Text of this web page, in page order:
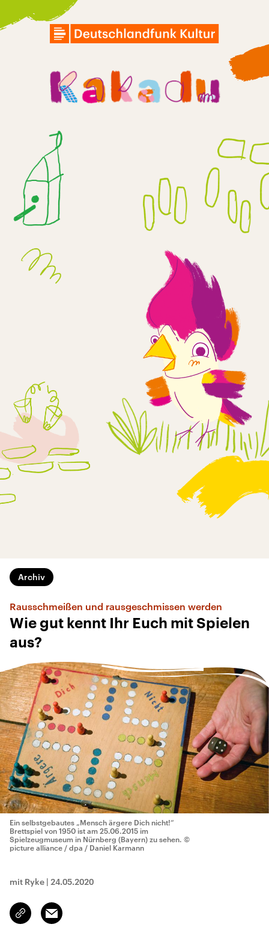
Archiv
Rausschmeißen und rausgeschmissen werden
Wie gut kennt Ihr Euch mit Spielen
aus?
Ein selbstgebautes „Mensch ärgere Dich nicht!“
Brettspiel von 1950 ist am 25.06.2015 im
Spielzeugmuseum in Nürnberg (Bayern) zu sehen. ©
picture alliance / dpa / Daniel Karmann
mit Ryke | 24.05.2020
Link
kopieren/teilen
Email